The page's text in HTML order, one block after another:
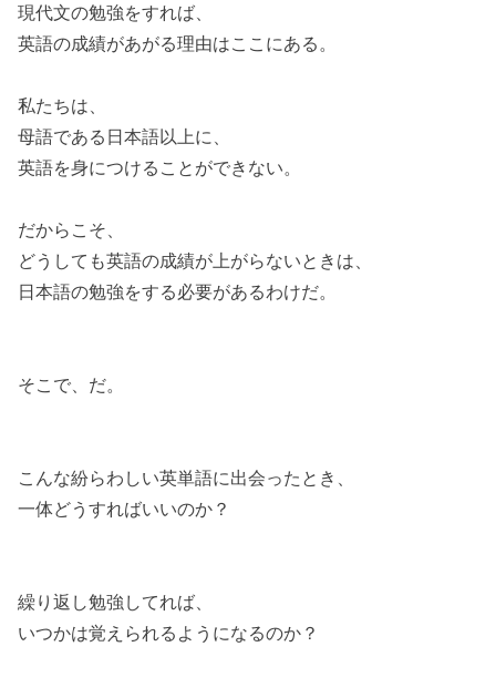
現代文の勉強をすれば、
英語の成績があがる理由はここにある。
私たちは、
母語である日本語以上に、
英語を身につけることができない。
だからこそ、
どうしても英語の成績が上がらないときは、
日本語の勉強をする必要があるわけだ。
そこで、だ。
こんな紛らわしい英単語に出会ったとき、
一体どうすればいいのか？
繰り返し勉強してれば、
いつかは覚えられるようになるのか？